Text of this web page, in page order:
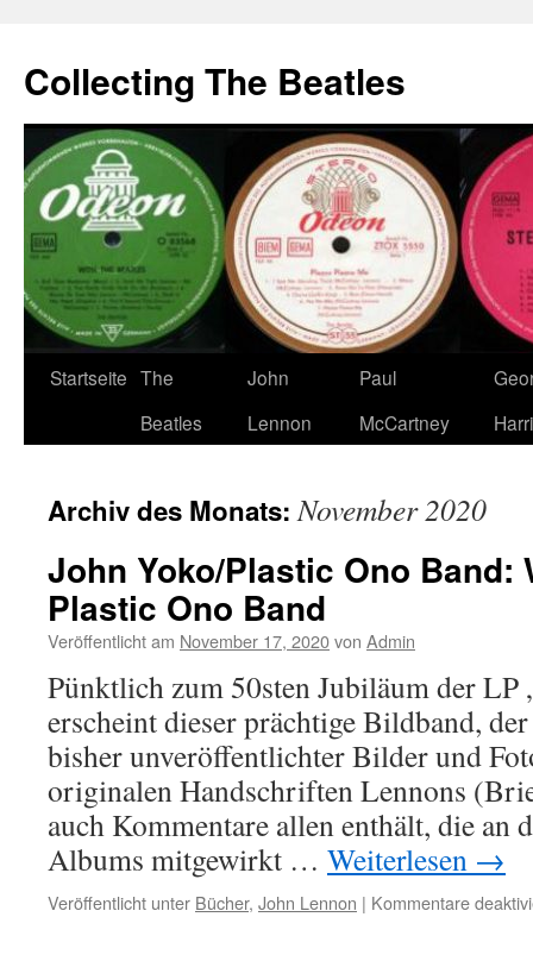
springen
Collecting The Beatles
Startseite The
Beatles
John
Lennon
Paul
McCartney
Archiv des Monats:November 2020
John Yoko/Plastic Ono Band:
Plastic Ono Band
Veröffentlicht am November 17, 2020von Admin
Pünktlich zum 50sten Jubiläum der LP
erscheint dieser prächtige Bildband,
bisher unveröffentlichter Bilder und
originalen Handschriften Lennons
auch Kommentare allen enthält, die an
Albums mitgewirkt … Weiterlesen →
Veröffentlicht unter Bücher, John Lennon | Kommentare